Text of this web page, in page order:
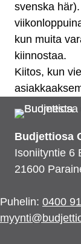
svenska
kun muita
kiinnostaa.
Kiitos, kun
Budjettiosa
Isoniityntie 6
21600
Puhelin: 0400